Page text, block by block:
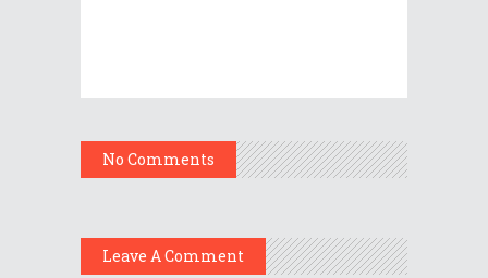
No Comments
Leave A Comment